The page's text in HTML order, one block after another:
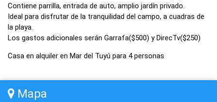
Contiene parrilla, entrada de auto, amplio jardín privado.
Ideal para disfrutar de la tranquilidad del campo, a cuadras de
la playa.
Los gastos adicionales serán Garrafa($500) y DirecTv($250)
Casa en alquiler en Mar del Tuyú para 4 personas
Mapa